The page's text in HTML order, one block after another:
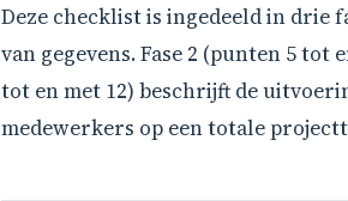
Deze checklist is ingedeeld in drie
van gegevens. Fase 2 (punten 5
tot en met 12) beschrijft de
medewerkers op een totale